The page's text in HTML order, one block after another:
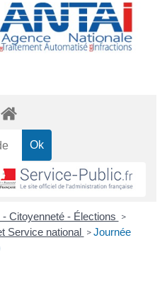
- Citoyenneté - Élections >
Service national > Journée